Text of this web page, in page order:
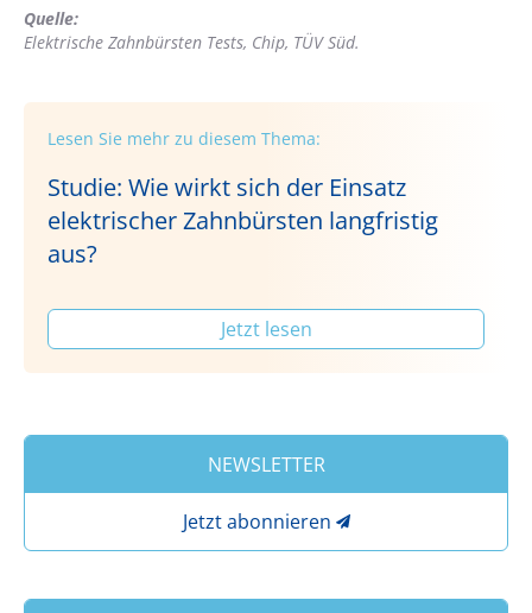
Quelle:
Elektrische Zahnbürsten Tests,​​ Chip, TÜV Süd.
Lesen Sie mehr zu diesem Thema:
Studie: Wie wirkt sich der Einsatz
elektrischer Zahnbürsten langfristig
aus?
Jetzt lesen
NEWSLETTER
Jetzt abonnieren